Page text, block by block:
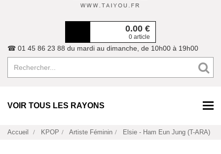
0.00 €
0 article
☎ 01 45 86 23 88 du mardi au dimanche, de 10h00 à 19h00
VOIR TOUS LES RAYONS
Accueil KPOP Artiste Féminin Elsie - Ham Eun Jung (T-ARA)